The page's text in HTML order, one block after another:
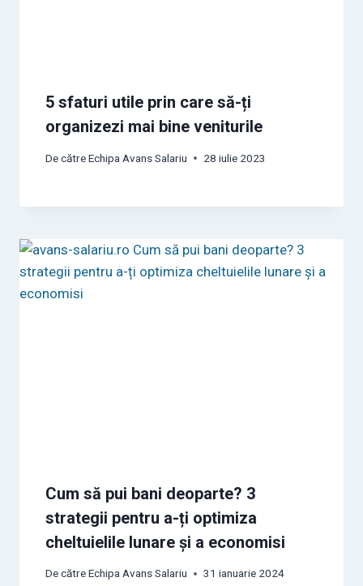
5 sfaturi utile prin care să-ți
organizezi mai bine veniturile
De cătreEchipa Avans Salariu 28 iulie 2023
Cum să pui bani deoparte? 3
strategii pentru a-ți optimiza
cheltuielile lunare și a economisi
De cătreEchipa Avans Salariu 31 ianuarie 2024